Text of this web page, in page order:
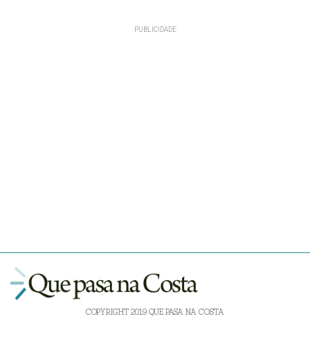
COPYRIGHT 2019 QUE PASA NA COSTA